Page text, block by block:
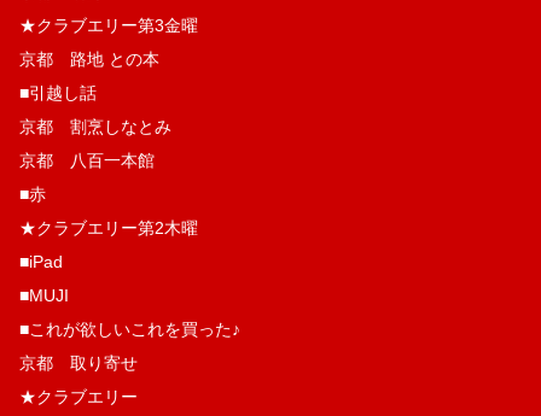
★クラブエリー第3金曜
京都 路地 との本
■引越し話
京都 割烹しなとみ
京都 八百一本館
■赤
★クラブエリー第2木曜
■iPad
■MUJI
■これが欲しいこれを買った♪
京都 取り寄せ
★クラブエリー